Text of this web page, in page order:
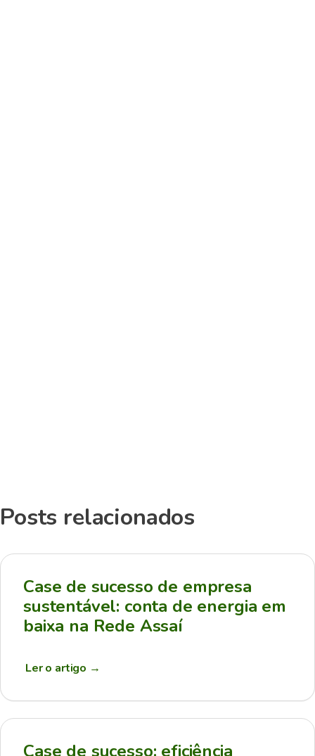
Posts relacionados
Case de sucesso de empresa
sustentável: conta de energia em
baixa na Rede Assaí
Ler o artigo →
Case de sucesso: eficiência